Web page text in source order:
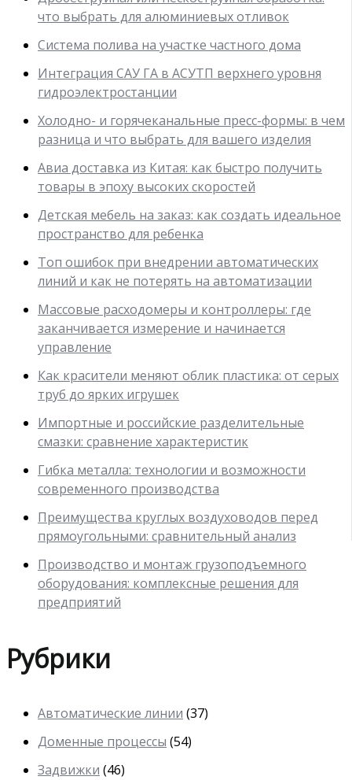
что выбрать для алюминиевых отливок
Система полива на участке частного дома
Интеграция САУ ГА в АСУТП верхнего уровня
гидроэлектростанции
Холодно- и горячеканальные пресс-формы: в чем
разница и что выбрать для вашего изделия
Авиа доставка из Китая: как быстро получить
товары в эпоху высоких скоростей
Детская мебель на заказ: как создать идеальное
пространство для ребенка
Топ ошибок при внедрении автоматических
линий и как не потерять на автоматизации
Массовые расходомеры и контроллеры: где
заканчивается измерение и начинается
управление
Как красители меняют облик пластика: от серых
труб до ярких игрушек
Импортные и российские разделительные
смазки: сравнение характеристик
Гибка металла: технологии и возможности
современного производства
Преимущества круглых воздуховодов перед
прямоугольными: сравнительный анализ
Производство и монтаж грузоподъемного
оборудования: комплексные решения для
предприятий
Рубрики
Автоматические линии (37)
Доменные процессы (54)
Задвижки (46)